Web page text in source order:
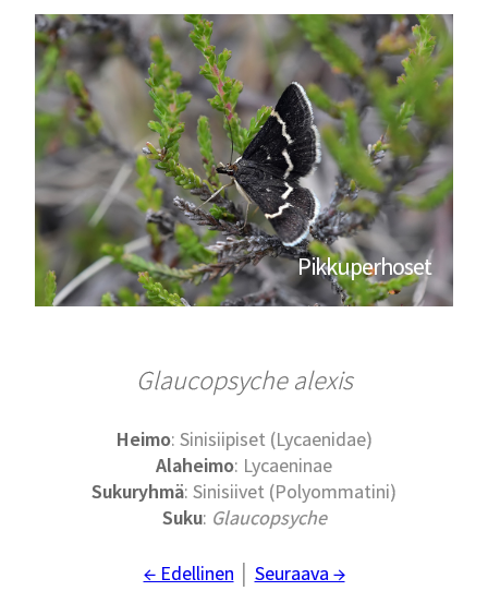
Pikkuperhoset
Glaucopsyche alexis
Heimo: Sinisiipiset (Lycaenidae)
Alaheimo: Lycaeninae
Sukuryhmä: Sinisiivet (Polyommatini)
Suku: Glaucopsyche
← Edellinen Seuraava →